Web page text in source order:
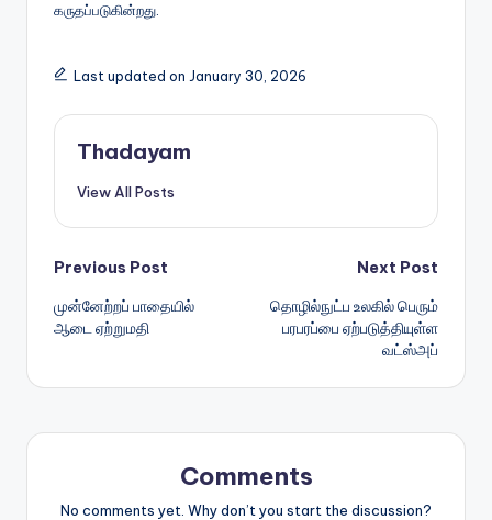
கருதப்படுகின்றது.
Last updated on January 30, 2026
Thadayam
View All Posts
Post
navigation
Previous Post
முன்னேற்றப் பாதையில்
ஆடை ஏற்றுமதி
Next Post
தொழில்நுட்ப உலகில் பெரும்
பரபரப்பை ஏற்படுத்தியுள்ள
வட்ஸ்அப்
Comments
No comments yet. Why don’t you start the discussion?